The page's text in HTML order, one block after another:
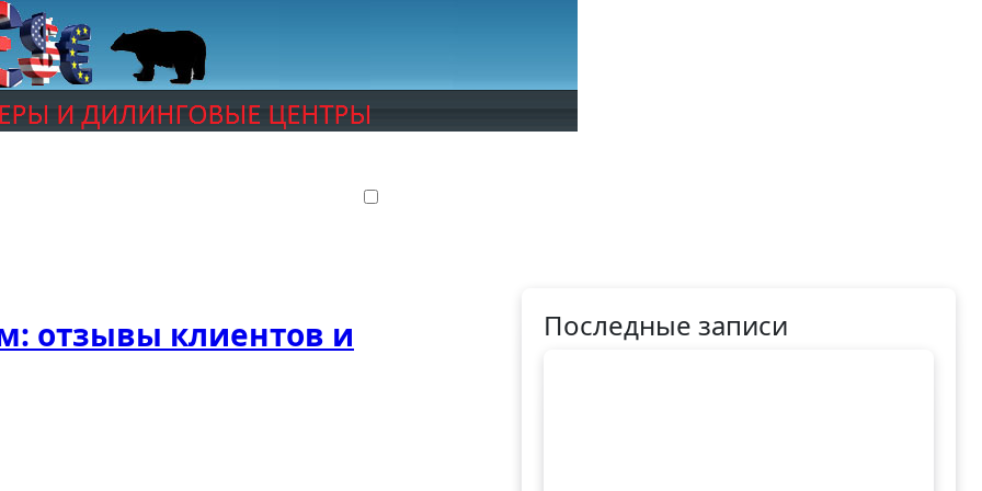
отзывы клиентов и
Последные записи